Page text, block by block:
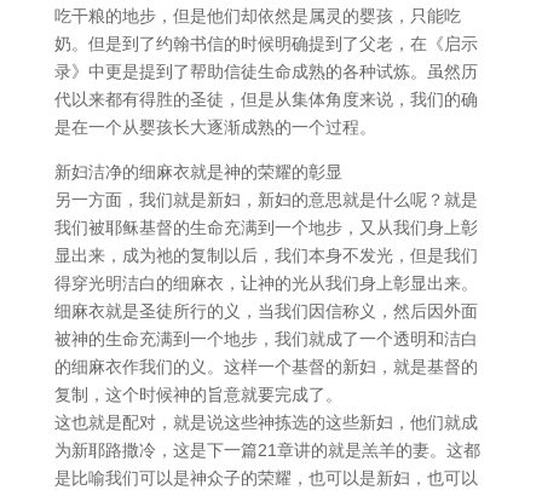
吃干粮的地步，但是他们却依然是属灵的婴孩，只能吃
奶。但是到了约翰书信的时候明确提到了父老，在《启示
录》中更是提到了帮助信徒生命成熟的各种试炼。虽然历
代以来都有得胜的圣徒，但是从集体角度来说，我们的确
是在一个从婴孩长大逐渐成熟的一个过程。
新妇洁净的细麻衣就是神的荣耀的彰显
另一方面，我们就是新妇，新妇的意思就是什么呢？就是
我们被耶稣基督的生命充满到一个地步，又从我们身上彰
显出来，成为祂的复制以后，我们本身不发光，但是我们
得穿光明洁白的细麻衣，让神的光从我们身上彰显出来。
细麻衣就是圣徒所行的义，当我们因信称义，然后因外面
被神的生命充满到一个地步，我们就成了一个透明和洁白
的细麻衣作我们的义。这样一个基督的新妇，就是基督的
复制，这个时候神的旨意就要完成了。
这也就是配对，就是说这些神拣选的这些新妇，他们就成
为新耶路撒冷，这是下一篇21章讲的就是羔羊的妻。这都
是比喻我们可以是神众子的荣耀，也可以是新妇，也可以